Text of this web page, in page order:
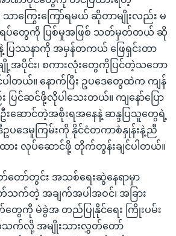
ာကြွေးကြော်ရမယ် ဆိုတာမျိုးလည်း မ
ပ်ရပ်တွေကို ပြစ်မှုအဖြစ် သတ်မှတ်တယ် ဆို
ပြဿနာကို အမှန်တကယ် ဖြေရှင်းတာ
အပိုင်း၊ စကားလုံးတွေကိုပြင်တဲ့သဘော
င်ပါတယ်။ နောက်ပြီး ဥပဒေတွေထဲက ကျန်
င်ဆင်ဖို့လိုပါသေးတယ်။ ကျနော်ပြော
းဆောင်တဲ့အစိုးရအနေနဲ့ ဆန္ဒပြသူတွေရဲ့
ဒေမူကြမ်းကို နိုင်ငံတကာစံနှုန်းနဲ့ညီ
း လုပ်ဆောင်ဖို့ တိုက်တွန်းချင်ပါတယ်။
တော်တွင်း အသစ်ရေးဆွဲနေရာမှာ
သက်တဲ့ အချက်အပါအဝင်၊ အခြား
ေကို မဲခွဲအ တည်ပြုနိုင်ရေး ကြိုးပမ်း
သက်လို့ အမျိုးသားလွှတ်တော်